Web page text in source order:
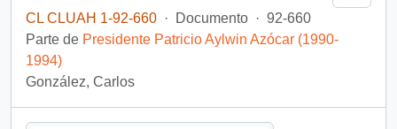
CL CLUAH 1-92-660 · Documento · 92-660
Parte de Presidente Patricio Aylwin Azócar (1990-
1994)
González, Carlos